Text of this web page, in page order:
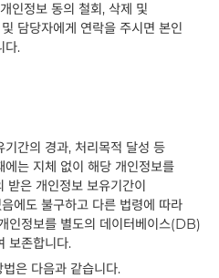
인정보 동의 철회, 삭제 및
담당자에게 연락을 주시면 본인
다.
간의 경과, 처리목적 달성 등
는 지체 없이 해당 개인정보를
받은 개인정보 보유기간이
에도 불구하고 다른 법령에 따라
인정보를 별도의 데이터베이스(DB)
보존합니다.
은 다음과 같습니다.